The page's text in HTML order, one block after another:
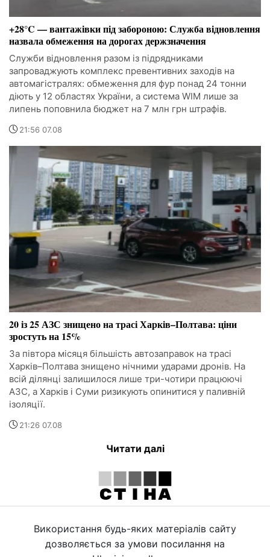
+28°C — вантажівки під забороною: Служба відновлення
назвала обмеження на дорогах держзначення
Служби відновлення разом із підрядниками
запроваджують комплекс превентивних заходів на
автомагістралях: обмеження для фур понад 24 тонни
діють у 12 областях України, а система WIM лише за
липень поповнила бюджет на 7 млн грн штрафів.
21:56 07.08
20 із 25 АЗС знищено на трасі Харків–Полтава: ціни
зростуть на 15%
За півтора місяця більшість автозаправок на трасі
Харків–Полтава знищено нічними ударами дронів. На
всій ділянці залишилося лише три-чотири працюючі
АЗС, а Харків і Суми ризикують опинитися у паливній
ізоляції.
21:26 07.08
Читати далі
Використання будь-яких матеріалів сайту
дозволяється за умови посилання на